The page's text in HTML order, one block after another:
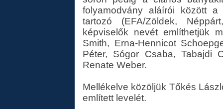
folyamodvány aláírói között a
tartozó (EFA/Zöldek,
képviselők nevét említhetjük
Smith, Erna-Hennicot
Péter, Sógor Csaba, Tabajdi
Renate Weber.
Mellékelve közöljük Tőkés
említett levelét.